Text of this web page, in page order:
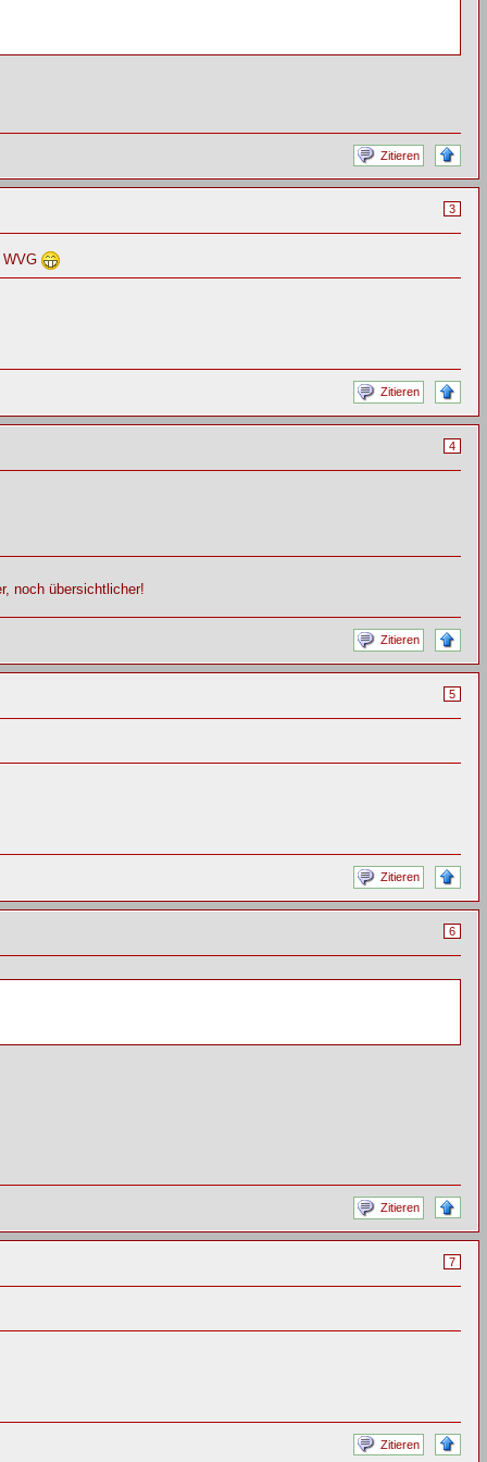
Zitieren
3
WVG
Zitieren
4
noch übersichtlicher!
Zitieren
5
Zitieren
6
Zitieren
7
Zitieren